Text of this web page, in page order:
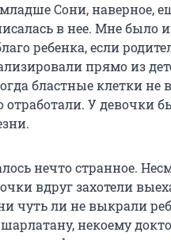
Сони, наверное,
в нее. Мне было
ребенка, если
прямо из
бластные клетки
отработали. У девочки
нечто странное.
вдруг захотели
чуть ли не выкрали
некоему